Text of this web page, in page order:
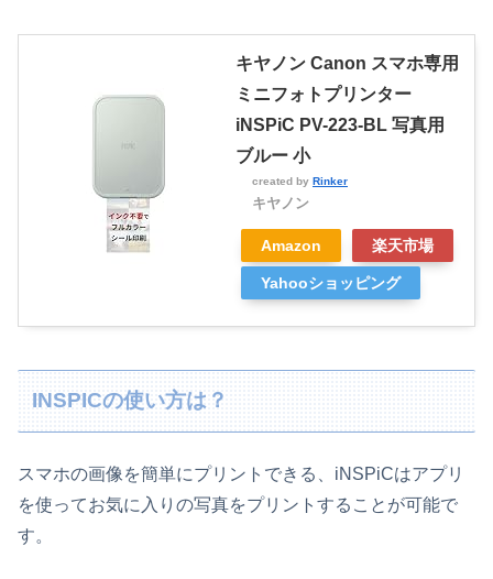
キヤノン Canon スマホ専用
ミニフォトプリンター
iNSPiC PV-223-BL 写真用
ブルー 小
created by Rinker
キヤノン
Amazon 楽天市場
Yahooショッピング
INSPICの使い方は？
スマホの画像を簡単にプリントできる、iNSPiCはアプリ
を使ってお気に入りの写真をプリントすることが可能で
す。